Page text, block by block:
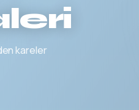
kareler